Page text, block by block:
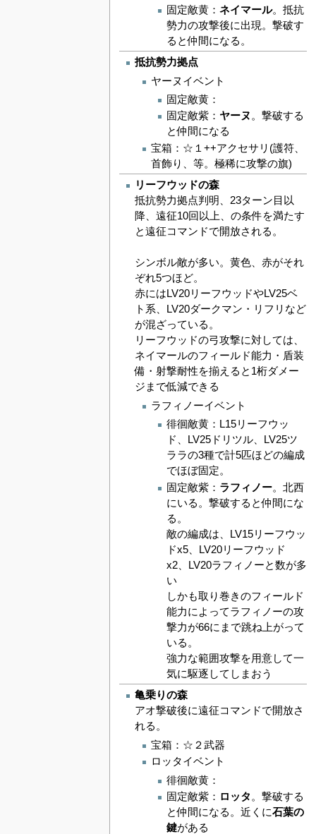
固定敵黄：ネイマール。抵抗
勢力の攻撃後に出現。撃破す
ると仲間になる。
抵抗勢力拠点
ヤーヌイベント
固定敵黄：
固定敵紫： ヤーヌ。撃破する
と仲間になる
宝箱：☆１++アクセサリ(護符、
首飾り、等。極稀に攻撃の旗)
リーフウッドの森
抵抗勢力拠点判明、23ターン目以
降、遠征10回以上、の条件を満たす
と遠征コマンドで開放される。
シンボル敵が多い。黄色、赤がそれ
ぞれ5つほど。
赤にはLV20リーフウッドやLV25ベ
ト系、LV20ダークマン・リフリなど
が混ざっている。
リーフウッドの弓攻撃に対しては、
ネイマールのフィールド能力・盾装
備・射撃耐性を揃えると1桁ダメー
ジまで低減できる
ラフィノーイベント
徘徊敵黄：L15リーフウッ
ド、LV25ドリツル、LV25ツ
ララの3種で計5匹ほどの編成
でほぼ固定。
固定敵紫： ラフィノー。北西
にいる。撃破すると仲間にな
る。
敵の編成は、LV15リーフウッ
ドx5、LV20リーフウッド
x2、LV20ラフィノーと数が多
い
しかも取り巻きのフィールド
能力によってラフィノーの攻
撃力が66にまで跳ね上がって
いる。
強力な範囲攻撃を用意して一
気に駆逐してしまおう
亀乗りの森
アオ撃破後に遠征コマンドで開放さ
れる。
宝箱：☆２武器
ロッタイベント
徘徊敵黄：
固定敵紫： ロッタ 。撃破する
と仲間になる。近くに石葉の
鍵がある